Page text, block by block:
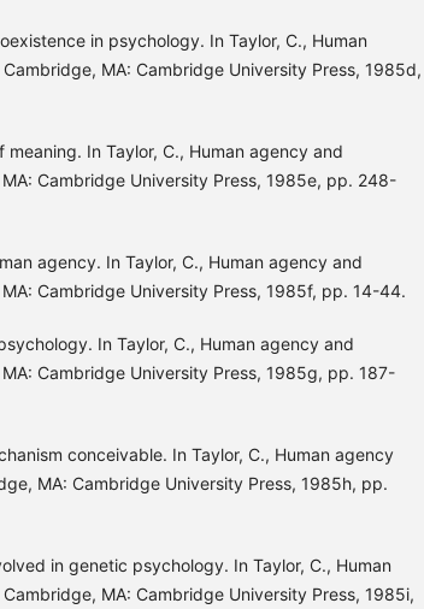
in psychology. In Taylor, C., Human
MA: Cambridge University Press, 1985d,
meaning. In Taylor, C., Human agency and
Cambridge University Press, 1985e, pp. 248-
agency. In Taylor, C., Human agency and
Cambridge University Press, 1985f, pp. 14-44.
In Taylor, C., Human agency and
Cambridge University Press, 1985g, pp. 187-
conceivable. In Taylor, C., Human agency
MA: Cambridge University Press, 1985h, pp.
in genetic psychology. In Taylor, C., Human
MA: Cambridge University Press, 1985i,